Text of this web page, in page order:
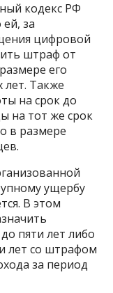
кодекс РФ
за
цифровой
штраф от
его
лет. Также
на срок до
на тот же срок
в размере
ущербу
В этом
пяти лет либо
лет со штрафом
за период